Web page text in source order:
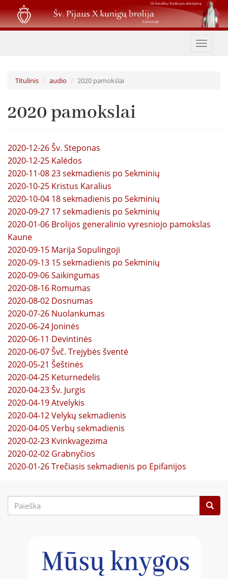
Pereiti
į
pagrindinį
Toggle
Titulinis audio 2020 pamokslai
2020 pamokslai
2020-12-26 Šv. Steponas
2020-12-25 Kalėdos
2020-11-08 23 sekmadienis po Sekminių
2020-10-25 Kristus Karalius
2020-10-04 18 sekmadienis po Sekminių
2020-09-27 17 sekmadienis po Sekminių
2020-01-06 Brolijos generalinio vyresniojo pamokslas
Kaune
2020-09-15 Marija Sopulingoji
2020-09-13 15 sekmadienis po Sekminių
2020-09-06 Saikingumas
2020-08-16 Romumas
2020-08-02 Dosnumas
2020-07-26 Nuolankumas
2020-06-24 Joninės
2020-06-11 Devintinės
2020-06-07 Švč. Trejybės šventė
2020-05-21 Šeštinės
2020-04-25 Keturnedelis
2020-04-23 Šv. Jurgis
2020-04-19 Atvelykis
2020-04-12 Velykų sekmadienis
2020-04-05 Verbų sekmadienis
2020-02-23 Kvinkvagezima
2020-02-02 Grabnyčios
2020-01-26 Trečiasis sekmadienis po Epifanijos
Paieškos